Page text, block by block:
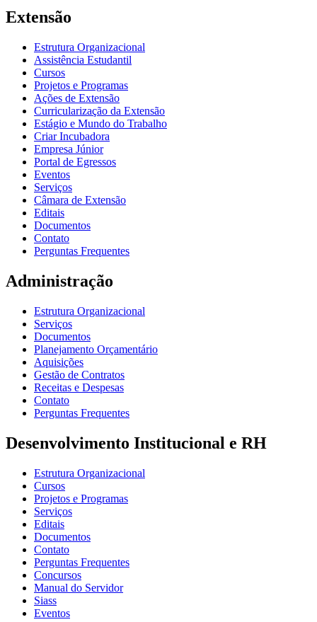
Extensão
Estrutura Organizacional
Assistência Estudantil
Cursos
Projetos e Programas
Ações de Extensão
Curricularização da Extensão
Estágio e Mundo do Trabalho
Criar Incubadora
Empresa Júnior
Portal de Egressos
Eventos
Serviços
Câmara de Extensão
Editais
Documentos
Contato
Perguntas Frequentes
Administração
Estrutura Organizacional
Serviços
Documentos
Planejamento Orçamentário
Aquisições
Gestão de Contratos
Receitas e Despesas
Contato
Perguntas Frequentes
Desenvolvimento Institucional e RH
Estrutura Organizacional
Cursos
Projetos e Programas
Serviços
Editais
Documentos
Contato
Perguntas Frequentes
Concursos
Manual do Servidor
Siass
Eventos